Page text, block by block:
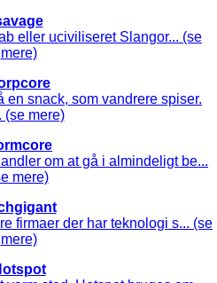
eller uciviliseret Slangor... (se
mere)
en snack, som vandrere spiser.
(se mere)
om at gå i almindeligt be...
mere)
firmaer der har teknologi s... (se
mere)